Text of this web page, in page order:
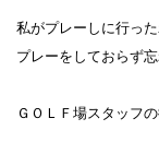
私がプレーしに行っ
プレーをしておらず
ＧＯＬＦ場スタッフ